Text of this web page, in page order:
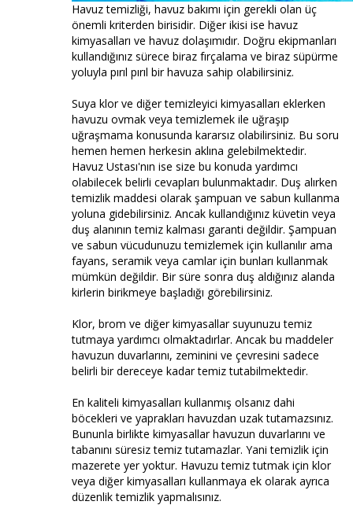
Havuz temizliği, havuz bakımı için gerekli olan üç
önemli kriterden birisidir. Diğer ikisi ise havuz
kimyasalları ve havuz dolaşımıdır. Doğru ekipmanları
kullandığınız sürece biraz fırçalama ve biraz süpürme
yoluyla pırıl pırıl bir havuza sahip olabilirsiniz.
Suya klor ve diğer temizleyici kimyasalları eklerken
havuzu ovmak veya temizlemek ile uğraşıp
uğraşmama konusunda kararsız olabilirsiniz. Bu soru
hemen hemen herkesin aklına gelebilmektedir.
Havuz Ustası'nın ise size bu konuda yardımcı
olabilecek belirli cevapları bulunmaktadır. Duş alırken
temizlik maddesi olarak şampuan ve sabun kullanma
yoluna gidebilirsiniz. Ancak kullandığınız küvetin veya
duş alanının temiz kalması garanti değildir. Şampuan
ve sabun vücudunuzu temizlemek için kullanılır ama
fayans, seramik veya camlar için bunları kullanmak
mümkün değildir. Bir süre sonra duş aldığınız alanda
kirlerin birikmeye başladığı görebilirsiniz.
Klor, brom ve diğer kimyasallar suyunuzu temiz
tutmaya yardımcı olmaktadırlar. Ancak bu maddeler
havuzun duvarlarını, zeminini ve çevresini sadece
belirli bir dereceye kadar temiz tutabilmektedir.
En kaliteli kimyasalları kullanmış olsanız dahi
böcekleri ve yaprakları havuzdan uzak tutamazsınız.
Bununla birlikte kimyasallar havuzun duvarlarını ve
tabanını süresiz temiz tutamazlar. Yani temizlik için
mazerete yer yoktur. Havuzu temiz tutmak için klor
veya diğer kimyasalları kullanmaya ek olarak ayrıca
düzenlik temizlik yapmalısınız.